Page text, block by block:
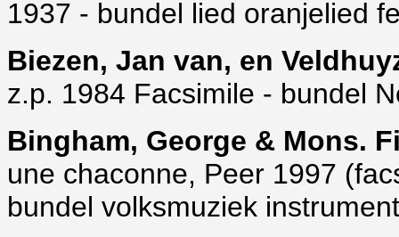
1937 - bundel lied oranjelied
Biezen, Jan van, en
z.p. 1984 Facsimile - bundel
Bingham, George & Mons.
une chaconne, Peer 1997
bundel volksmuziek